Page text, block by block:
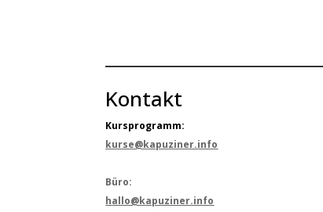
Kontakt
Kursprogramm:
kurse@kapuziner.info
Büro:
hallo@kapuziner.info